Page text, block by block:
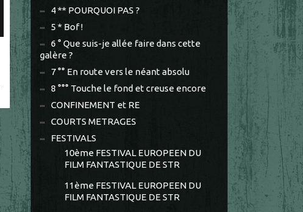
4 ** POURQUOI PAS ?
5 * Bof !
6 ° Que suis-je allée faire dans cette
galère ?
7 °° En route vers le néant absolu
8 °°° Touche le fond et creuse encore
CONFINEMENT et RE
COURTS METRAGES
FESTIVALS
10ème FESTIVAL EUROPEEN DU
FILM FANTASTIQUE DE STR
11ème FESTIVAL EUROPEEN DU
FILM FANTASTIQUE DE STR